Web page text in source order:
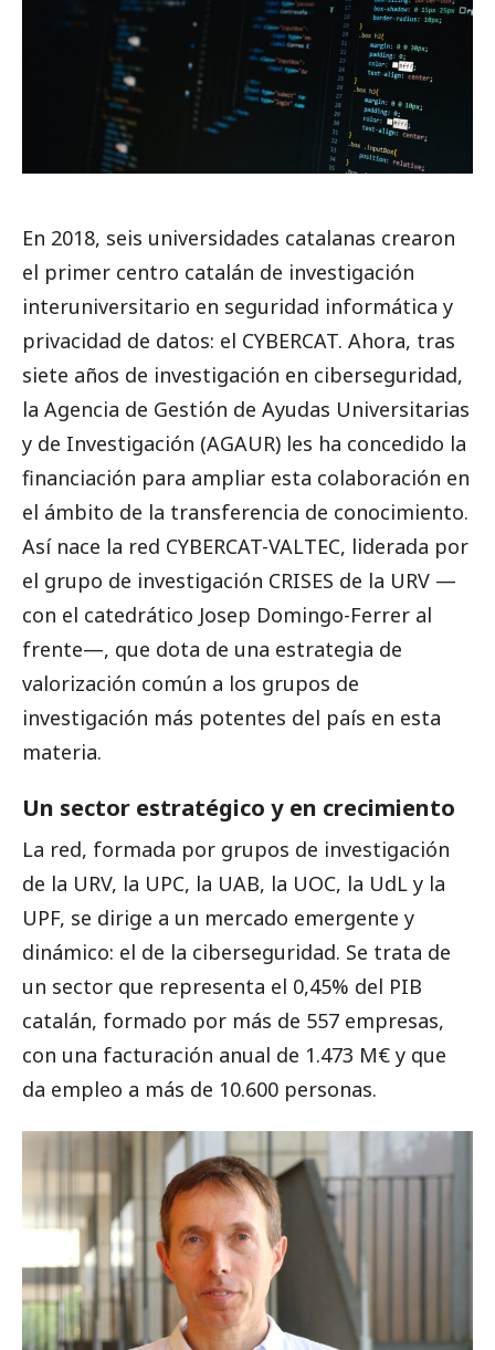
En 2018, seis universidades catalanas crearon
el primer centro catalán de investigación
interuniversitario en seguridad informática y
privacidad de datos: el CYBERCAT. Ahora, tras
siete años de investigación en ciberseguridad,
la Agencia de Gestión de Ayudas Universitarias
y de Investigación (AGAUR) les ha concedido la
financiación para ampliar esta colaboración en
el ámbito de la transferencia de conocimiento.
Así nace la red CYBERCAT-VALTEC, liderada por
el grupo de investigación CRISES de la URV —
con el catedrático Josep Domingo-Ferrer al
frente—, que dota de una estrategia de
valorización común a los grupos de
investigación más potentes del país en esta
materia.
Un sector estratégico y en crecimiento
La red, formada por grupos de investigación
de la URV, la UPC, la UAB, la UOC, la UdL y la
UPF, se dirige a un mercado emergente y
dinámico: el de la ciberseguridad. Se trata de
un sector que representa el 0,45% del PIB
catalán, formado por más de 557 empresas,
con una facturación anual de 1.473 M€ y que
da empleo a más de 10.600 personas.